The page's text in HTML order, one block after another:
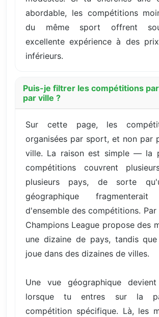
abordable, les compétitions
du même sport offrent
excellente expérience à des
inférieurs.
Puis-je filtrer les compétitions
par ville ?
Sur cette page, les
organisées par sport, et non par
ville. La raison est simple — la
compétitions couvrent
plusieurs pays, de sorte
géographique
d'ensemble des compétitions. Par
Champions League propose des
une dizaine de pays, tandis
joue dans des dizaines de villes.
Une vue géographique
lorsque tu entres sur la
compétition spécifique. Là, les